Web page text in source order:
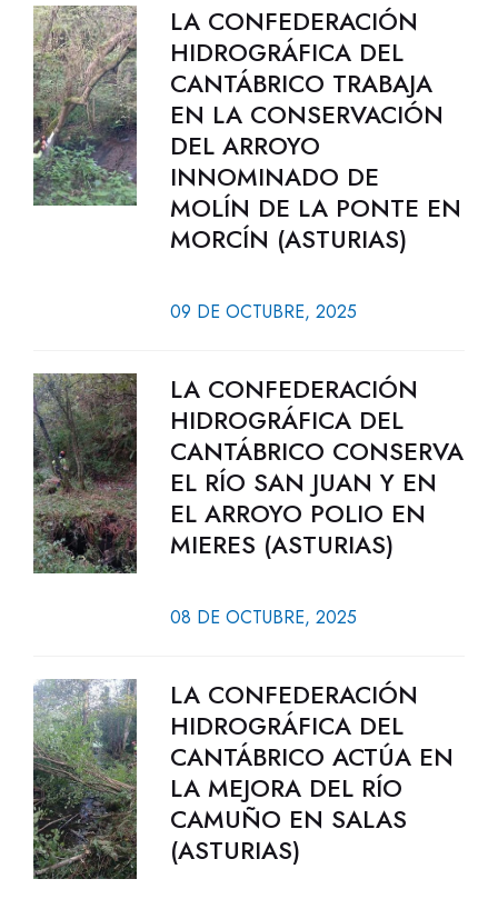
LA CONFEDERACIÓN
HIDROGRÁFICA DEL
CANTÁBRICO TRABAJA
EN LA CONSERVACIÓN
DEL ARROYO
INNOMINADO DE
MOLÍN DE LA PONTE EN
MORCÍN (ASTURIAS)
09 DE OCTUBRE, 2025
LA CONFEDERACIÓN
HIDROGRÁFICA DEL
CANTÁBRICO CONSERVA
EL RÍO SAN JUAN Y EN
EL ARROYO POLIO EN
MIERES (ASTURIAS)
08 DE OCTUBRE, 2025
LA CONFEDERACIÓN
HIDROGRÁFICA DEL
CANTÁBRICO ACTÚA EN
LA MEJORA DEL RÍO
CAMUÑO EN SALAS
(ASTURIAS)